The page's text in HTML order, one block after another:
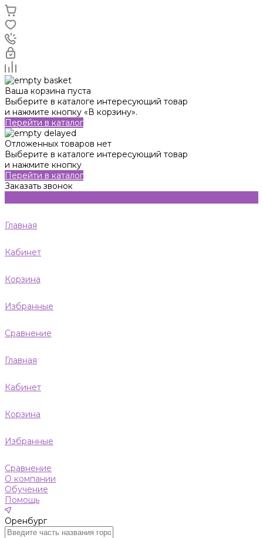
Ваша корзина пуста
Выберите в каталоге интересующий товар
и нажмите кнопку «В корзину».
Перейти в каталог
Отложенных товаров нет
Выберите в каталоге интересующий товар
и нажмите кнопку
Перейти в каталог
Заказать звонок
Главная
Кабинет
Корзина
Избранные
Сравнение
Главная
Кабинет
Корзина
Избранные
Сравнение
О компании
Обучение
Помощь
Оренбург